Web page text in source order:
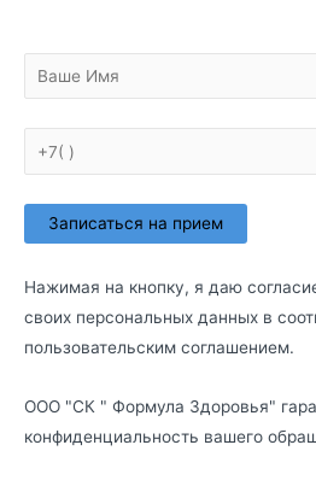
Нажимая на кнопку, я даю
своих персональных данных в
пользовательским соглашением.
ООО "СК " Формула Здоровья"
конфиденциальность вашего